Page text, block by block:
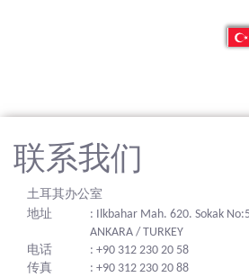
联系我们
土耳其办公室
地址
: Ilkbahar Mah. 620. Sokak
ANKARA / TURKEY
电话
: +90 312 230 20 58
传真
: +90 312 230 20 88